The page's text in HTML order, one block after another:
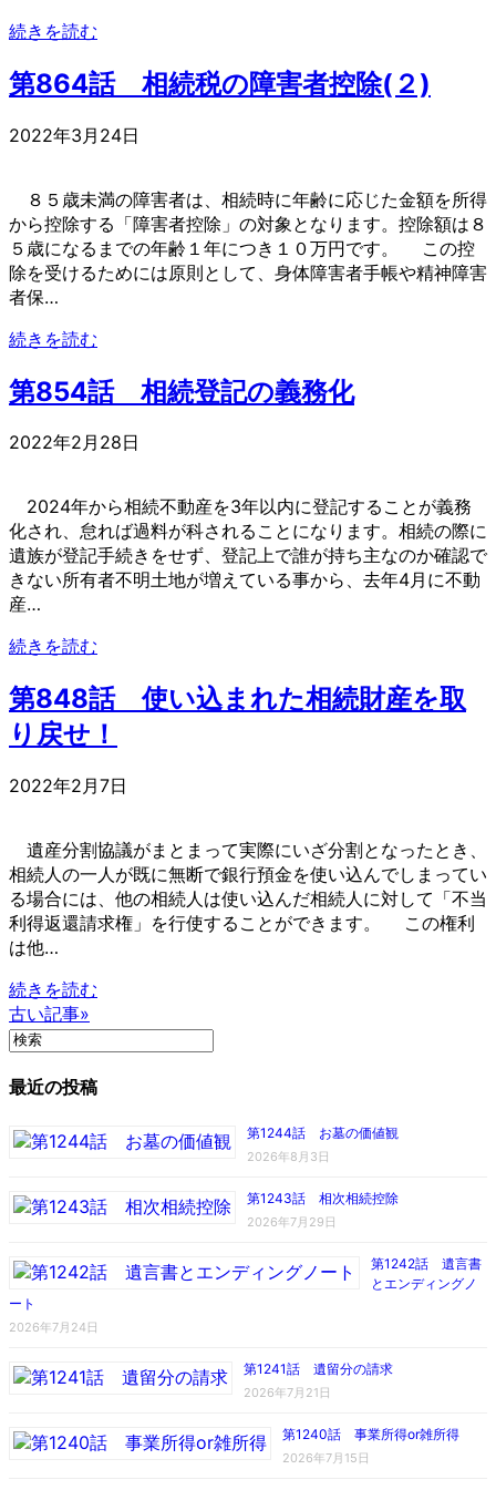
続きを読む
第864話 相続税の障害者控除(２)
2022年3月24日
８５歳未満の障害者は、相続時に年齢に応じた金額を所得
から控除する「障害者控除」の対象となります。控除額は８
５歳になるまでの年齢１年につき１０万円です。 この控
除を受けるためには原則として、身体障害者手帳や精神障害
者保…
続きを読む
第854話 相続登記の義務化
2022年2月28日
2024年から相続不動産を3年以内に登記することが義務
化され、怠れば過料が科されることになります。相続の際に
遺族が登記手続きをせず、登記上で誰が持ち主なのか確認で
きない所有者不明土地が増えている事から、去年4月に不動
産…
続きを読む
第848話 使い込まれた相続財産を取
り戻せ！
2022年2月7日
遺産分割協議がまとまって実際にいざ分割となったとき、
相続人の一人が既に無断で銀行預金を使い込んでしまってい
る場合には、他の相続人は使い込んだ相続人に対して「不当
利得返還請求権」を行使することができます。 この権利
は他…
続きを読む
古い記事»
最近の投稿
第1244話 お墓の価値観
2026年8月3日
第1243話 相次相続控除
2026年7月29日
第1242話 遺言書
とエンディングノ
ート
2026年7月24日
第1241話 遺留分の請求
2026年7月21日
第1240話 事業所得or雑所得
2026年7月15日